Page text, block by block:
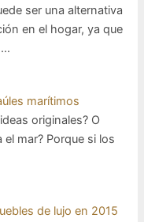
ser una alternativa
en el hogar, ya que
marítimos
originales? O
el mar? Porque si los
de lujo en 2015